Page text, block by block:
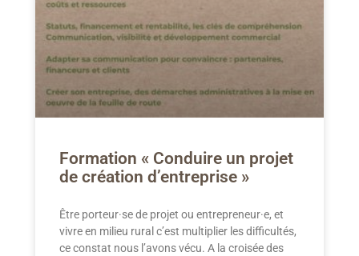
Formation « Conduire un projet
de création d’entreprise »
Être porteur·se de projet ou entrepreneur·e, et
vivre en milieu rural c’est multiplier les difficultés,
ce constat nous l’avons vécu. A la croisée des